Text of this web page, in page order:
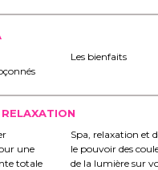
Les bienfaits
une
totale
Spa, relaxation et
le pouvoir des
de la lumière sur